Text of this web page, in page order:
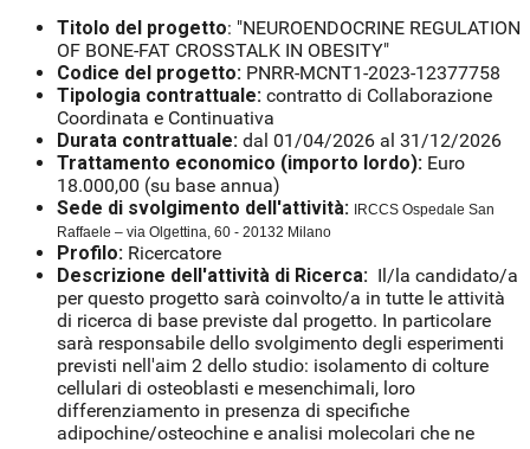
Titolo del progetto: "NEUROENDOCRINE REGULATION
OF BONE-FAT CROSSTALK IN OBESITY"
Codice del progetto: PNRR-MCNT1-2023-12377758
Tipologia contrattuale: contratto di Collaborazione
Coordinata e Continuativa
Durata contrattuale: dal 01/04/2026 al 31/12/2026
Trattamento economico (importo lordo): Euro
18.000,00 (su base annua)
Sede di svolgimento dell'attività:
IRCCS Ospedale San
Raffaele – via Olgettina, 60 - 20132 Milano
Profilo: Ricercatore
Descrizione dell'attività di Ricerca: Il/la candidato/a
per questo progetto sarà coinvolto/a in tutte le attività
di ricerca di base previste dal progetto. In particolare
sarà responsabile dello svolgimento degli esperimenti
previsti nell'aim 2 dello studio: isolamento di colture
cellulari di osteoblasti e mesenchimali, loro
differenziamento in presenza di specifiche
adipochine/osteochine e analisi molecolari che ne